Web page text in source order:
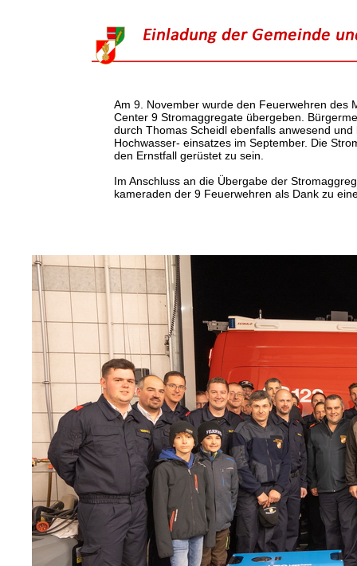
Am 9. November wurde den Feuerwehren des
Center 9 Stromaggregate übergeben.
durch Thomas Scheidl ebenfalls anwesend
Hochwasser- einsatzes im September. Die
den Ernstfall gerüstet zu sein.
Im Anschluss an die Übergabe der
kameraden der 9 Feuerwehren als Dank zu